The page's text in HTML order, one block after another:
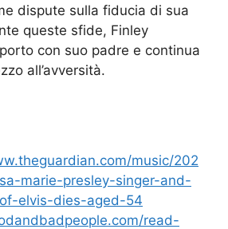
dispute sulla fiducia di sua
queste sfide, Finley
con suo padre e continua
all’avversità.
music/202
marie-presley-singer-and-
elvis-dies-aged-54
read-